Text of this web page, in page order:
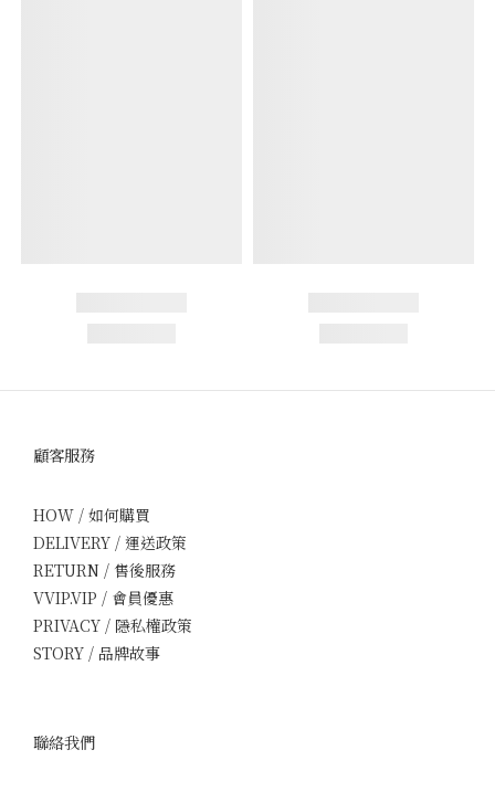
顧客服務
HOW / 如何購買
DELIVERY / 運送政策
RETURN / 售後服務
VVIP.VIP / 會員優惠
PRIVACY / 隱私權政策
STORY / 品牌故事
聯絡我們